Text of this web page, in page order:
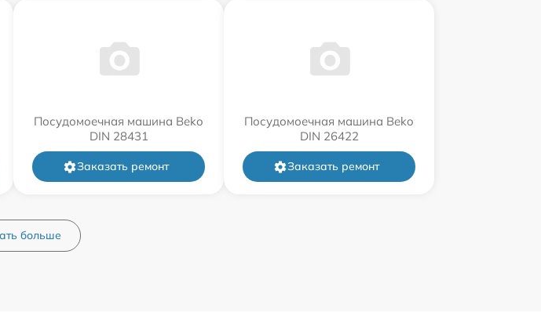
Посудомоечная машина Beko
DIN 28431
Заказать ремонт
Посудомоечная машина Beko
DIN 26422
Заказать ремонт
больше